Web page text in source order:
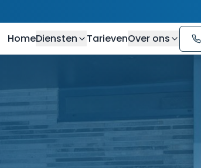
HomeDiensten TarievenOver ons